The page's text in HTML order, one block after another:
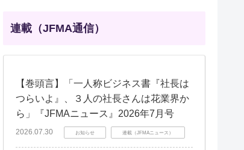
連載（JFMA通信）
【巻頭言】「一人称ビジネス書『社長は
つらいよ』、３人の社長さんは花業界か
ら」『JFMAニュース』2026年7月号
2026.07.30 お知らせ 連載（JFMAニュース）